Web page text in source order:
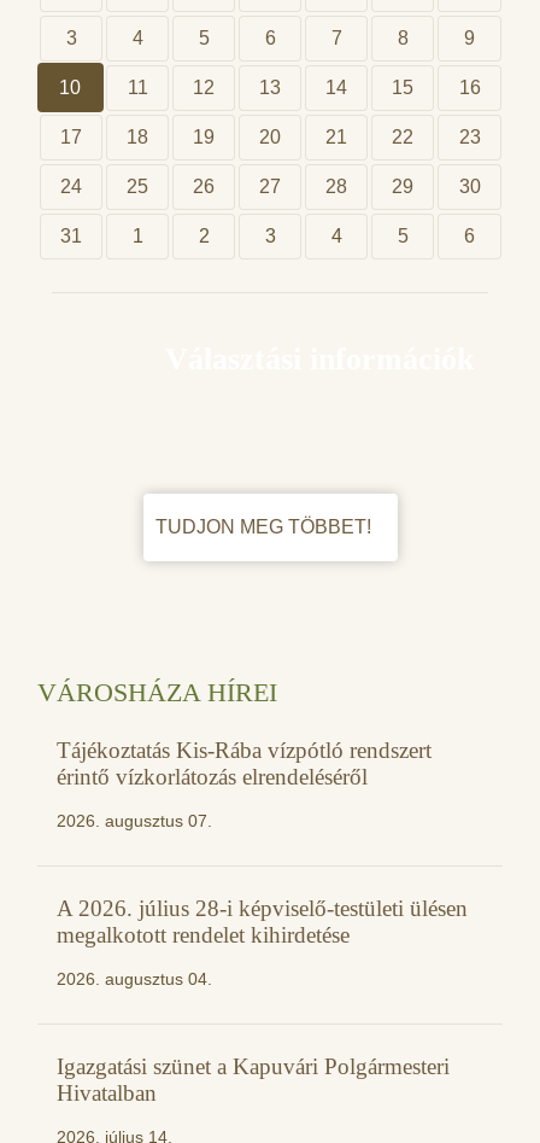
3 4 5 6 7 8 9
10 11 12 13 14 15 16
17 18 19 20 21 22 23
24 25 26 27 28 29 30
31 1 2 3 4 5 6
TUDJON MEG TÖBBET!
VÁROSHÁZA HÍREI
Tájékoztatás Kis-Rába vízpótló rendszert
érintő vízkorlátozás elrendeléséről
2026. augusztus 07.
A 2026. július 28-i képviselő-testületi ülésen
megalkotott rendelet kihirdetése
2026. augusztus 04.
Igazgatási szünet a Kapuvári Polgármesteri
Hivatalban
2026. július 14.